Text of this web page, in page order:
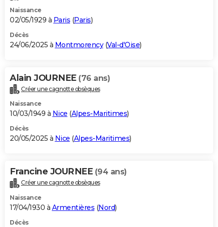
Naissance
02/05/1929 à Paris (Paris)
Décès
24/06/2025 à Montmorency(Val-d'Oise)
Alain JOURNEE (76 ans)
Créer une cagnotte obsèques
Naissance
10/03/1949 à Nice (Alpes-Maritimes)
Décès
20/05/2025 à Nice (Alpes-Maritimes)
Francine JOURNEE (94 ans)
Créer une cagnotte obsèques
Naissance
17/04/1930 à Armentières (Nord)
Décès